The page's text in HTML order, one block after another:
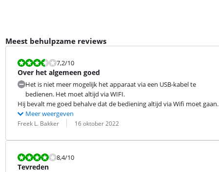
Meest behulpzame reviews
Beoordeling is 7,2 van de 10.
7,2/10
Over het algemeen goed
Het is niet meer mogelijk het apparaat via een USB-kabel te
bedienen. Het moet altijd via WIFI.
Hij bevalt me goed behalve dat de bediening altijd via Wifi moet gaan.
Meer weergeven
Beoordeling door:
Freek L. Bakker
Datum: 16 oktober 2022
Beoordeling is 8,4 van de 10.
8,4/10
Tevreden